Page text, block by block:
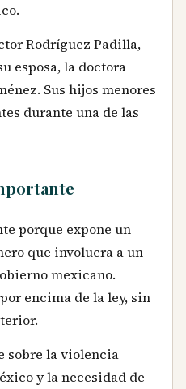
Rodríguez Padilla,
esposa, la doctora
Sus hijos menores
durante una de las
porque expone un
que involucra a un
mexicano.
encima de la ley, sin
sobre la violencia
y la necesidad de